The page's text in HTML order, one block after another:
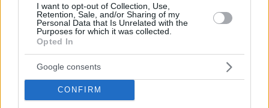
I want to opt-out of Collection, Use,
Retention, Sale, and/or Sharing of my
Personal Data that Is Unrelated with the
Purposes for which it was collected.
Opted In
Google consents
CONFIRM
* Υποχρεωτικά πεδία
ΡΟΗ ΕΙΔΗΣΕΩΝ
Ειδήσεις Δημοφιλή